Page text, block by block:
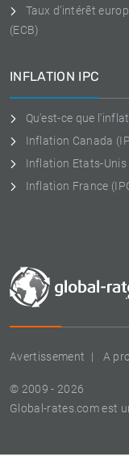
Avertissement A
© 2009 - 2026
Global-rates.com est
Taux d'intérêt
(ECB)
INFLATION IPC
Qu'est-ce que
Inflation Canada
Inflation Etats-Unis
Inflation France